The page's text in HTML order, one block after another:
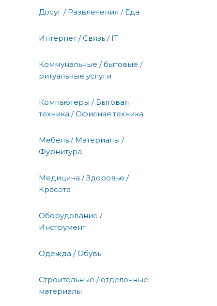
Досуг / Развлечения / Еда
Интернет / Связь / IT
Коммунальные / бытовые /
ритуальные услуги
Компьютеры / Бытовая
техника / Офисная техника
Мебель / Материалы /
Фурнитура
Медицина / Здоровье /
Красота
Оборудование /
Инструмент
Одежда / Обувь
Строительные / отделочные
материалы